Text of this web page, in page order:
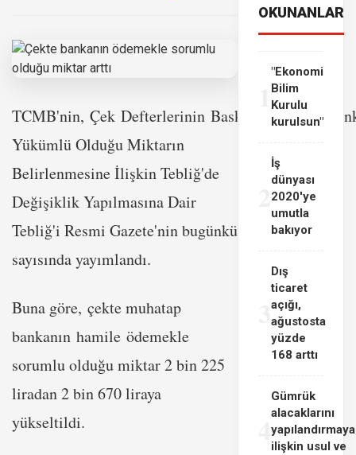
TCMB'nin, Çek Defterlerinin Baskı Şekline ve
Yükümlü Olduğu Miktarın
Belirlenmesine İlişkin Tebliğ'de
Değişiklik Yapılmasına Dair
Tebliğ'i Resmi Gazete'nin bugünkü
sayısında yayımlandı.
Buna göre, çekte muhatap
bankanın hamile ödemekle
sorumlu olduğu miktar 2 bin 225
liradan 2 bin 670 liraya
yükseltildi.
OKUNANLAR
"Ekonomi
Bilim
Kurulu
kurulsun"
İş
dünyası
2020'ye
umutla
bakıyor
3
Dış
ticaret
açığı,
ağustosta
yüzde
168 arttı
4
Gümrük
alacaklarını
yapılandırmaya
ilişkin usul ve